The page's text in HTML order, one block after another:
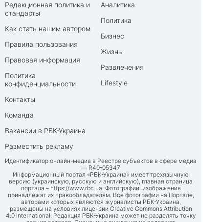
Редакционная политика и
стандарты
Как стать нашим автором
Правила пользования
Правовая информация
Политика
конфиденциальности
Контакты
Команда
Вакансии в РБК-Украина
Разместить рекламу
Аналитика
Политика
Бизнес
Жизнь
Развлечения
Lifestyle
Идентификатор онлайн-медиа в Реестре субъектов в сфере медиа
— R40-05347
Информационный портал «РБК-Украина» имеет трехязычную
версию (украинскую, русскую и английскую), главная страница
портала – https://www.rbc.ua. Фотографии, изображения
принадлежат их правообладателям. Все фотографии на Портале,
авторами которых являются журналисты РБК-Украина,
размещены на условиях лицензии Creative Commons Attribution
4.0 International. Редакция РБК-Украина может не разделять точку